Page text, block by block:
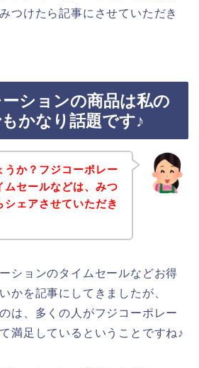
つけたら記事にさせていただき
ションの商品は私の
かなり話題です♪
うか？フジコーポレー
ムセールなどは、みつ
シェアさせていただき
ションのタイムセールなどお得
かを記事にしてきましたが、
は、多くの人がフジコーポレー
満足しているということですね♪